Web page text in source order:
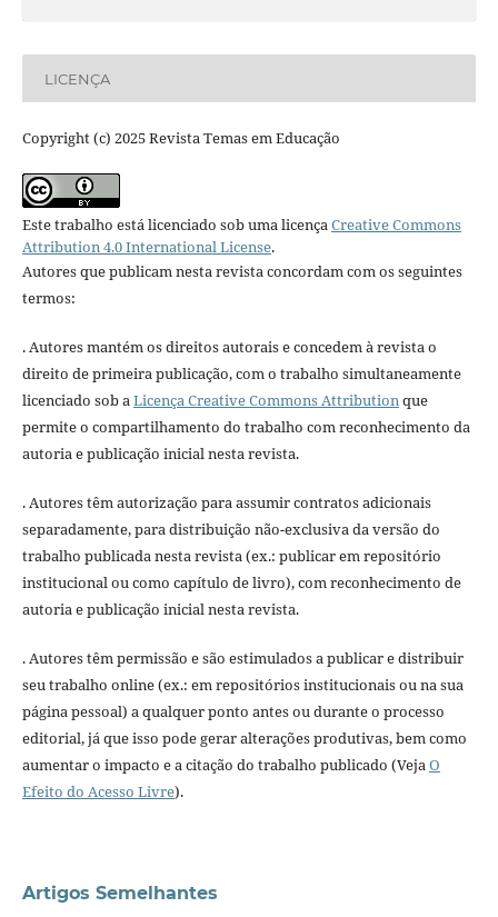
LICENÇA
Copyright (c) 2025 Revista Temas em Educação
Este trabalho está licenciado sob uma licençaCreative Commons
Attribution 4.0 International License.
Autores que publicam nesta revista concordam com os seguintes
termos:
. Autores mantém os direitos autorais e concedem à revista o
direito de primeira publicação, com o trabalho simultaneamente
licenciado sob aLicença Creative Commons Attributionque
permite o compartilhamento do trabalho com reconhecimento da
autoria e publicação inicial nesta revista.
. Autores têm autorização para assumir contratos adicionais
separadamente, para distribuição não-exclusiva da versão do
trabalho publicada nesta revista (ex.: publicar em repositório
institucional ou como capítulo de livro), com reconhecimento de
autoria e publicação inicial nesta revista.
. Autores têm permissão e são estimulados a publicar e distribuir
seu trabalho online (ex.: em repositórios institucionais ou na sua
página pessoal) a qualquer ponto antes ou durante o processo
editorial, já que isso pode gerar alterações produtivas, bem como
aumentar o impacto e a citação do trabalho publicado (VejaO
Efeito do Acesso Livre).
Artigos Semelhantes